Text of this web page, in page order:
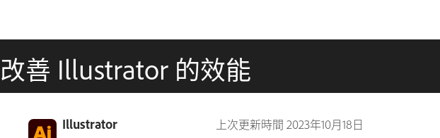
改善 Illustrator 的效能
上次更新時間 2023年10月18日
Illustrator
認識 Illustrator